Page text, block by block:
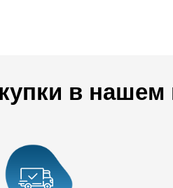
в нашем